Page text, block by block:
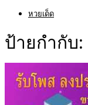
หวยเด็ด
ป้ายกำกับ: